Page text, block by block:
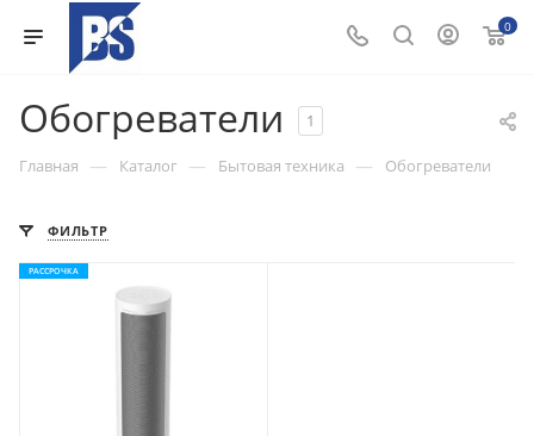
0
Обогреватели 1
Главная — Каталог — Бытовая техника — Обогреватели
ФИЛЬТР
РАССРОЧКА